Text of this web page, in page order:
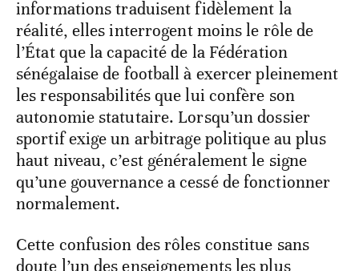
informations traduisent fidèlement la
réalité, elles interrogent moins le rôle de
l’État que la capacité de la Fédération
sénégalaise de football à exercer pleinement
les responsabilités que lui confère son
autonomie statutaire. Lorsqu’un dossier
sportif exige un arbitrage politique au plus
haut niveau, c’est généralement le signe
qu’une gouvernance a cessé de fonctionner
normalement.
Cette confusion des rôles constitue sans
doute l’un des enseignements les plus